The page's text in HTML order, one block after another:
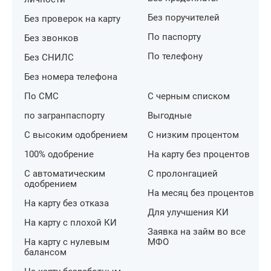
Без проверок на карту
Без звонков
Без СНИЛС
Без номера телефона
Без поручителей
По паспорту
По телефону
По СМС
по загранпаспорту
С высоким одобрением
100% одобрение
С автоматическим
одобрением
На карту без отказа
На карту с плохой КИ
На карту с нулевым
балансом
С черным списком
Выгодные
С низким процентом
На карту без процентов
С пролонгацией
На месяц без процентов
Для улучшения КИ
Заявка на займ во все
МФО